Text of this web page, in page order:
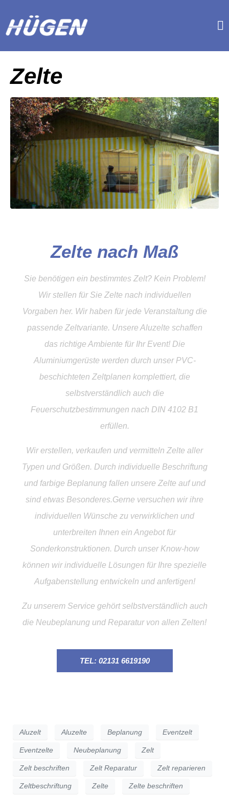
Zelte
Zelte nach Maß
Sie benötigen ein bestimmtes Zelt? Kein Problem!
Wir stellen für Sie Zelte nach individuellen
Vorgaben her. Wir haben für jede Veranstaltung die
passende Zeltvariante. Unsere Aluzelte schaffen
das richtige Ambiente für Ihr Event! Die
Aluminiumgerüste werden durch unser PVC-
beschichteten Zeltplanen komplettiert, die
selbstverständlich auch die
Feuerschutzbestimmungen nach DIN 4102 B1
erfüllen.
Wir erstellen, verkaufen und vermitteln Zelte aller
Typen und Größen. Durch individuelle Beschriftung
und farbige Beplanung fallen unsere Zelte auf und
sind etwas Besonderes.Gerne versuchen wir ihre
individuellen Wünsche zu verwirklichen und
unterbreiten Ihnen ein Angebot für
Sonderkonstruktionen. Durch unser Know-how
können wir individuelle Lösungen für Ihre spezielle
Aufgabenstellung entwickeln und anfertigen!
Zu unserem Service gehört selbstverständlich auch
die Neubeplanung und Reparatur von allen Zelten!
TEL: 02131 6619190
Aluzelt Aluzelte Beplanung Eventzelt
Eventzelte Neubeplanung Zelt
Zelt beschriften Zelt Reparatur Zelt reparieren
Zeltbeschriftung Zelte Zelte beschriften